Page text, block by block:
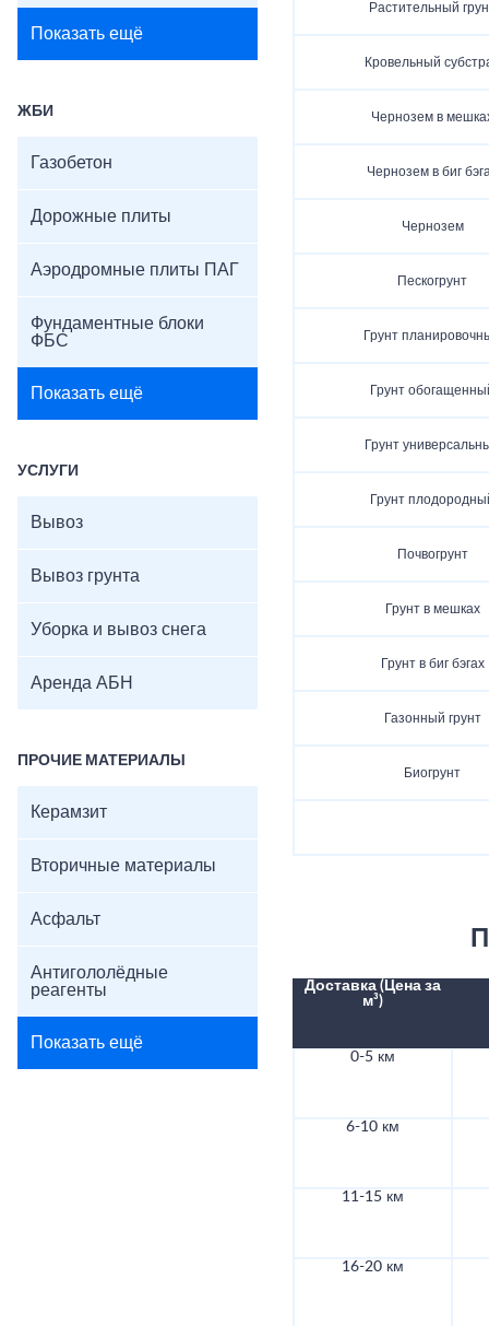
Показать ещё
ЖБИ
Газобетон
Дорожные плиты
Аэродромные плиты ПАГ
Фундаментные блоки
ФБС
Показать ещё
УСЛУГИ
Вывоз
Вывоз грунта
Уборка и вывоз снега
Аренда АБН
ПРОЧИЕ МАТЕРИАЛЫ
Керамзит
Вторичные материалы
Асфальт
Антигололёдные
реагенты
Показать ещё
Растительный
Кровельный
Чернозем в
Чернозем в биг
Чернозем
Пескогрунт
Грунт
Грунт
Грунт
Грунт
Почвогрунт
Грунт в мешках
Грунт в биг бэгах
Газонный грунт
Биогрунт
Доставка (Цена за
м³)
0-5 км
6-10 км
11-15 км
16-20 км